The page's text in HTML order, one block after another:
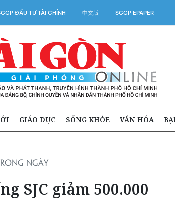
ĐẦU TƯ TÀI CHÍNH 中文版 SGGP EPAPER
GIÁO DỤC SỐNG KHỎE VĂN HÓA
NGÀY
SJC giảm 500.000